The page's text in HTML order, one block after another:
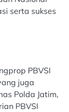
serta sukses
PBVSI
juga
Polda Jatim,
PBVSI